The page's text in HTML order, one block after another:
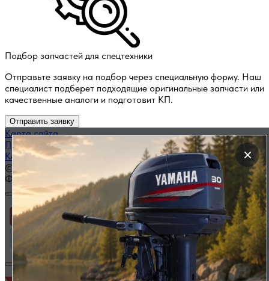
Подбор запчастей для спецтехники
Отправьте заявку на подбор через специальную форму. Наш
специалист подберет подходящие оригинальные запчасти или
качественные аналоги и подготовит КП.
Отправить заявку
×
Карта сайта
Политика конфиденциальности
Каталог запчастей по названию
© 2014 — 2026 ООО «ВЭД»
Фильтр
Применить
Сбросить фильтр